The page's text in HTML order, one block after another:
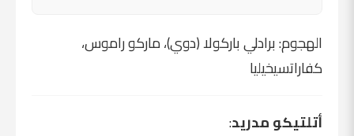
الهجوم: برادلي باركولا (دوي)، ماركو راموس،
كفاراتسيخيليا
أتلتيكو مدريد: